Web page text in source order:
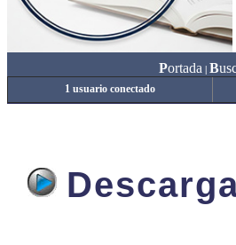
Portada B
1 usuario conectado